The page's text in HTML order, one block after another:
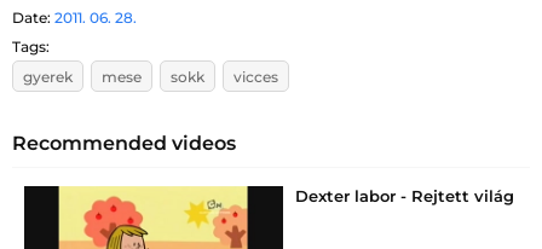
Date: 2011. 06. 28.
Tags:
gyerek
mese sokk vicces
Recommended videos
Dexter labor - Rejtett világ